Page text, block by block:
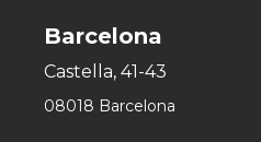
Barcelona
Castella, 41-43
08018 Barcelona